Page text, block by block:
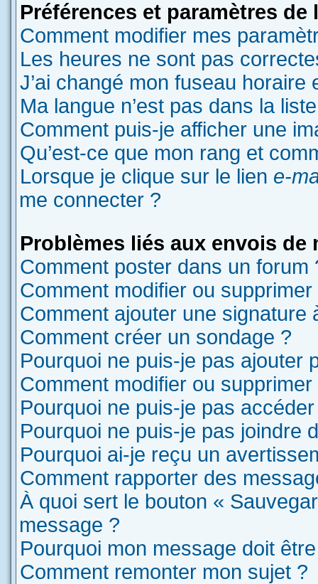
Préférences et paramètres de
Comment modifier mes
Les heures ne sont pas
J’ai changé mon fuseau horaire
Ma langue n’est pas dans la
Comment puis-je afficher une
Qu’est-ce que mon rang et
Lorsque je clique sur le lien e-
me connecter ?
Problèmes liés aux envois de
Comment poster dans un forum
Comment modifier ou
Comment ajouter une signature
Comment créer un sondage ?
Pourquoi ne puis-je pas ajouter
Comment modifier ou
Pourquoi ne puis-je pas
Pourquoi ne puis-je pas joindre
Pourquoi ai-je reçu un
Comment rapporter des
À quoi sert le bouton «
message ?
Pourquoi mon message doit
Comment remonter mon sujet ?